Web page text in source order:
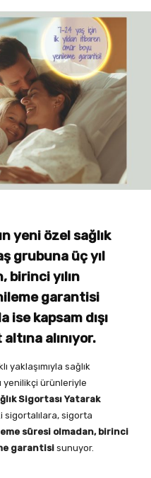
yeni özel sağlık
grubuna üç yıl
birinci yılın
garantisi
ise kapsam dışı
alınıyor.
yaklaşımıyla sağlık
yenilikçi ürünleriyle
Sigortası Yatarak
sigortalılara, sigorta
süresi olmadan, birinci
garantisi sunuyor.